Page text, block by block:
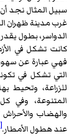
سبيل المثال نجد
غرب مدينة ظهران
كانت تشكل في
فهي عبارة عن
التي تشكل في
للزراعة، وتحيط
المتنوعة، وفي
والهضاب
عند هطول الأمطار.[7]